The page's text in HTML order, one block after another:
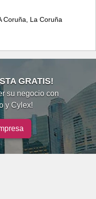
Coruña, La Coruña
GRATIS!
su negocio con
y Cylex!